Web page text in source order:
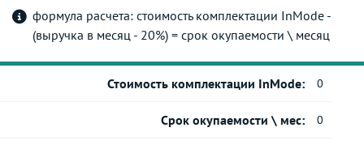
формула расчета: стоимость комплектации InMode -
(выручка в месяц - 20%) = срок окупаемости \ месяц
Стоимость комплектации InMode: 0
Срок окупаемости \ мес: 0